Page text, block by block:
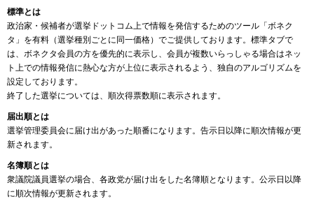
標準とは
政治家・候補者が選挙ドットコム上で情報を発信するためのツール「ボネク
タ」を有料（選挙種別ごとに同一価格）でご提供しております。標準タブで
は、ボネクタ会員の方を優先的に表示し、会員が複数いらっしゃる場合はネッ
ト上での情報発信に熱心な方が上位に表示されるよう、独自のアルゴリズムを
設定しております。
終了した選挙については、順次得票数順に表示されます。
届出順とは
選挙管理委員会に届け出があった順番になります。告示日以降に順次情報が更
新されます。
名簿順とは
衆議院議員選挙の場合、各政党が届け出をした名簿順となります。公示日以降
に順次情報が更新されます。